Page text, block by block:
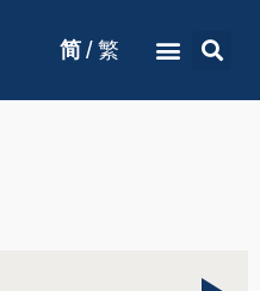
简 / 繁